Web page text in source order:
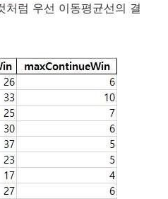
럼 우선 이동평균선의 결